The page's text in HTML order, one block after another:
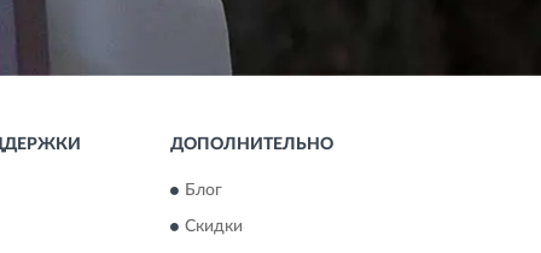
ДОПОЛНИТЕЛЬНО
Блог
Скидки